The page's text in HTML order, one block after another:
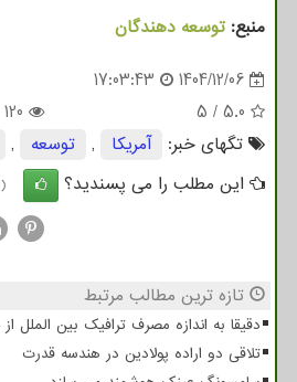
منبع: توسعه دهندگان
1404/12/06
17:03:43
5.0
/
5
120
تگهای خبر:
آمریكا , توسعه ,
این مطلب را می پسندید؟
(1)
تازه ترین مطالب مرتبط
دقیقا به اندازه مصرف ترافیک بین
تلاقی دو اراده پولادین در هندسه قدرت